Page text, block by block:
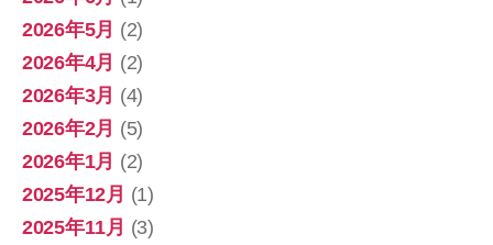
2026年5月 (2)
2026年4月 (2)
2026年3月 (4)
2026年2月 (5)
2026年1月 (2)
2025年12月 (1)
2025年11月 (3)